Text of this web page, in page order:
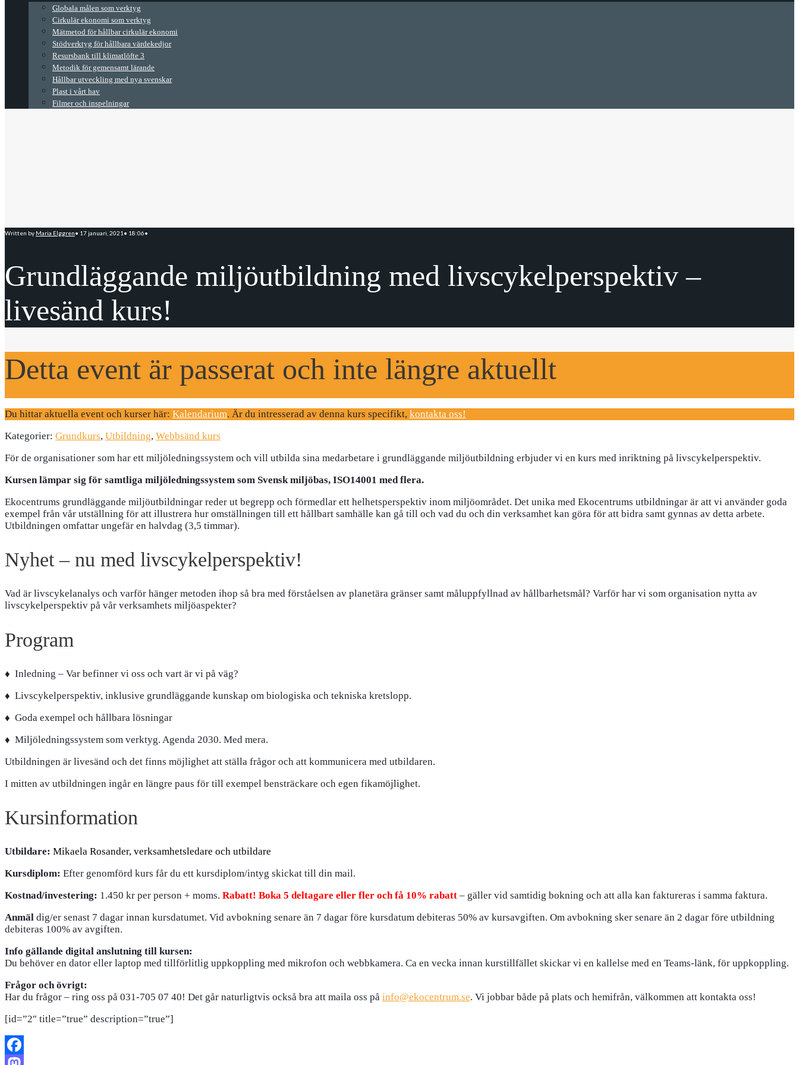
Globala målen som verktyg
Cirkulär ekonomi som verktyg
Mätmetod för hållbar cirkulär ekonomi
Stödverktyg för hållbara värdekedjor
Resursbank till klimatlöfte 3
Metodik för gemensamt lärande
Hållbar utveckling med nya svenskar
Plast i vårt hav
Filmer och inspelningar
Written by Maria Elggren• 17 januari, 2021 • 18:06•
Grundläggande miljöutbildning med livscykelperspektiv –
livesänd kurs!
Detta event är passerat och inte längre aktuellt
Du hittar aktuella event och kurser här: Kalendarium. Är du intresserad av denna kurs specifikt, kontakta oss!
Kategorier: Grundkurs, Utbildning, Webbsänd kurs
För de organisationer som har ett miljöledningssystem och vill utbilda sina medarbetare i grundläggande miljöutbildning erbjuder vi en kurs med inriktning på livscykelperspektiv.
Kursen lämpar sig för samtliga miljöledningssystem som Svensk miljöbas, ISO14001 med flera.
Ekocentrums grundläggande miljöutbildningar reder ut begrepp och förmedlar ett helhetsperspektiv inom miljöområdet. Det unika med Ekocentrums utbildningar är att vi använder goda
exempel från vår utställning för att illustrera hur omställningen till ett hållbart samhälle kan gå till och vad du och din verksamhet kan göra för att bidra samt gynnas av detta arbete.
Utbildningen omfattar ungefär en halvdag (3,5 timmar).
Nyhet – nu med livscykelperspektiv!
Vad är livscykelanalys och varför hänger metoden ihop så bra med förståelsen av planetära gränser samt måluppfyllnad av hållbarhetsmål? Varför har vi som organisation nytta av
livscykelperspektiv på vår verksamhets miljöaspekter?
Program
♦ Inledning – Var befinner vi oss och vart är vi på väg?
♦ Livscykelperspektiv, inklusive grundläggande kunskap om biologiska och tekniska kretslopp.
♦ Goda exempel och hållbara lösningar
♦ Miljöledningssystem som verktyg. Agenda 2030. Med mera.
Utbildningen är livesänd och det finns möjlighet att ställa frågor och att kommunicera med utbildaren.
I mitten av utbildningen ingår en längre paus för till exempel bensträckare och egen fikamöjlighet.
Kursinformation
Utbildare: Mikaela Rosander, verksamhetsledare och utbildare
Kursdiplom: Efter genomförd kurs får du ett kursdiplom/intyg skickat till din mail.
Kostnad/investering: 1.450 kr per person + moms. Rabatt! Boka 5 deltagare eller fler och få 10% rabatt – gäller vid samtidig bokning och att alla kan faktureras i samma faktura.
Anmäl dig/er senast 7 dagar innan kursdatumet. Vid avbokning senare än 7 dagar före kursdatum debiteras 50% av kursavgiften. Om avbokning sker senare än 2 dagar före utbildning
debiteras 100% av avgiften.
Info gällande digital anslutning till kursen:
Du behöver en dator eller laptop med tillförlitlig uppkoppling med mikrofon och webbkamera. Ca en vecka innan kurstillfället skickar vi en kallelse med en Teams-länk, för uppkoppling.
Frågor och övrigt:
Har du frågor – ring oss på 031-705 07 40! Det går naturligtvis också bra att maila oss på info@ekocentrum.se. Vi jobbar både på plats och hemifrån, välkommen att kontakta oss!
[id=”2″ title=”true” description=”true”]